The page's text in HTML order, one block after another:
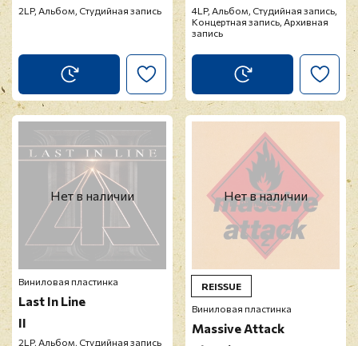
2LP, Альбом, Студийная запись
4LP, Альбом, Студийная запись,
Концертная запись, Архивная
запись
Нет в наличии
Виниловая пластинка
Last In Line
II
2LP, Альбом, Студийная запись
Нет в наличии
REISSUE
Виниловая пластинка
Massive Attack